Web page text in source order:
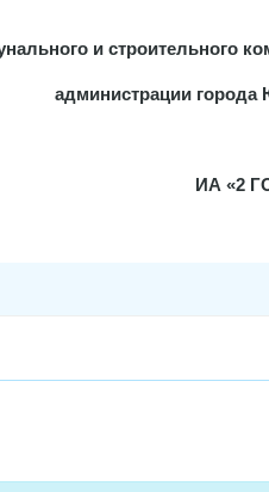
и строительного
администрации города
ИА «2